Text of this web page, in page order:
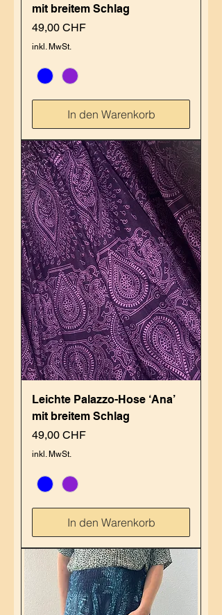
mit breitem Schlag
Preis
49,00 CHF
inkl. MwSt.
In den Warenkorb
Leichte Palazzo-Hose ‘Ana’
mit breitem Schlag
Preis
49,00 CHF
inkl. MwSt.
In den Warenkorb